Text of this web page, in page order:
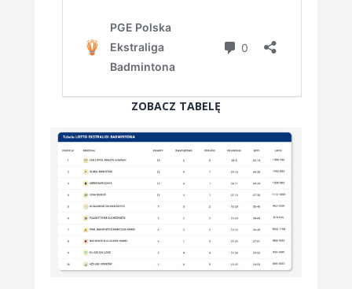
ZOBACZ TABELĘ